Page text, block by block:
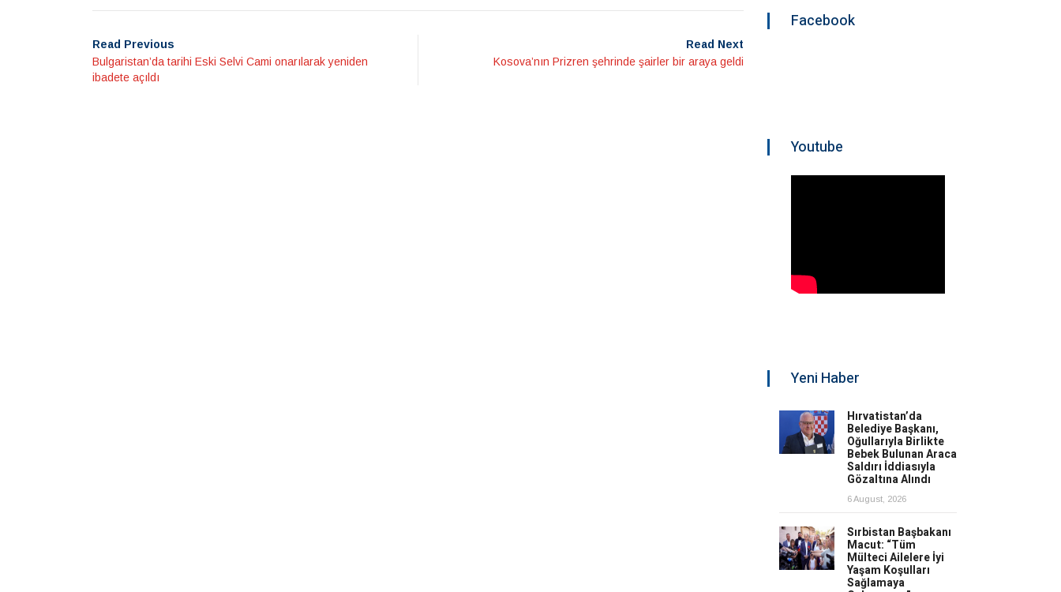
Read Previous
Bulgaristan’da tarihi Eski Selvi Cami onarılarak yeniden
ibadete açıldı
Read Next
Kosova’nın Prizren şehrinde şairler bir araya geldi
Facebook
Youtube
Yeni Haber
Hırvatistan’da
Belediye Başkanı,
Oğullarıyla Birlikte
Bebek Bulunan Araca
Saldırı İddiasıyla
Gözaltına Alındı
6 August, 2026
Sırbistan Başbakanı
Macut: “Tüm
Mülteci Ailelere İyi
Yaşam Koşulları
Sağlamaya